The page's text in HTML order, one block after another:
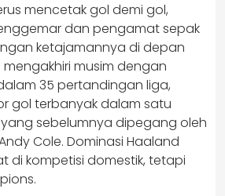
mencetak gol demi gol,
dan pengamat sepak
ketajamannya di depan
musim dengan
35 pertandingan liga,
gol terbanyak dalam satu
yang sebelumnya dipegang oleh
Cole. Dominasi Haaland
di kompetisi domestik, tetapi